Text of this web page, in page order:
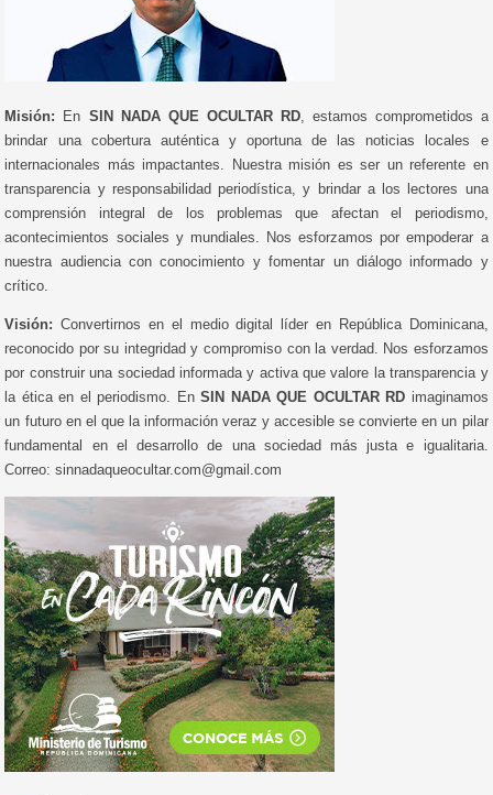
Misión: En SIN NADA QUE OCULTAR RD, estamos comprometidos a
brindar una cobertura auténtica y oportuna de las noticias locales e
internacionales más impactantes. Nuestra misión es ser un referente en
transparencia y responsabilidad periodística, y brindar a los lectores una
comprensión integral de los problemas que afectan el periodismo,
acontecimientos sociales y mundiales. Nos esforzamos por empoderar a
nuestra audiencia con conocimiento y fomentar un diálogo informado y
crítico.
Visión: Convertirnos en el medio digital líder en República Dominicana,
reconocido por su integridad y compromiso con la verdad. Nos esforzamos
por construir una sociedad informada y activa que valore la transparencia y
la ética en el periodismo. EnSIN NADA QUE OCULTAR RD imaginamos
un futuro en el que la información veraz y accesible se convierte en un pilar
fundamental en el desarrollo de una sociedad más justa e igualitaria.
Correo: sinnadaqueocultar.com@gmail.com